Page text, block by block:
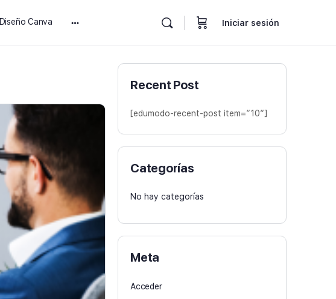
Diseño Canva Iniciar sesión
Recent Post
[edumodo-recent-post item=”10″]
Categorías
No hay categorías
Meta
Acceder